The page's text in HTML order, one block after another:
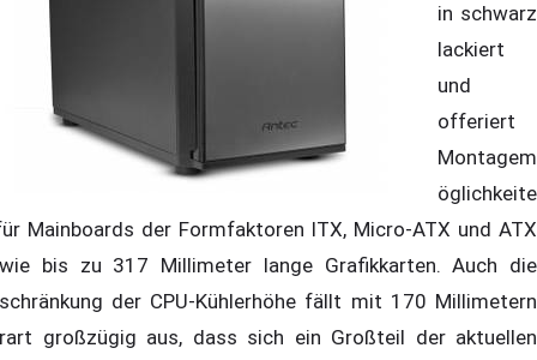
in schwarz
lackiert
und
offeriert
Montagem
öglichkeite
Mainboards der Formfaktoren ITX, Micro-ATX und ATX
bis zu 317 Millimeter lange Grafikkarten. Auch die
der CPU-Kühlerhöhe fällt mit 170 Millimetern
großzügig aus, dass sich ein Großteil der aktuellen